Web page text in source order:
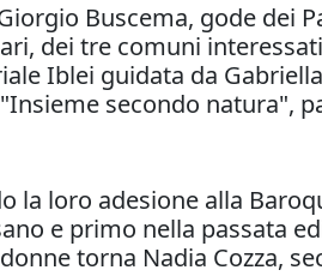
Buscema, gode dei
dei tre comuni
Iblei guidata da
secondo natura",
la loro adesione alla
e primo nella passata
torna Nadia Cozza,